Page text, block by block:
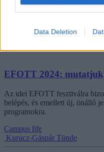
Data Deletion
Székács Linda
EFOTT 2024:
Az idei EFOTT fesztiválra
belépés, és emellett új, önálló
programokra.
Campus life
Kurucz-Gáspár Tünde